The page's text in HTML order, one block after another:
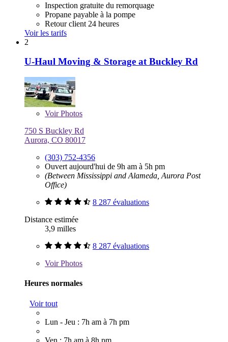
Inspection gratuite du remorquage
Propane payable à la pompe
Retour client 24 heures
Voir les tarifs
2
U-Haul Moving & Storage at Buckley Rd
VoirPhotos
750 S Buckley Rd
Aurora, CO 80017
(303) 752-4356
Ouvert aujourd'hui de 9h am à 5h pm
(Between Mississippi and Alameda, Aurora Post
Office)
8 287 évaluations
Distance estimée
3,9 milles
8 287 évaluations
VoirPhotos
Heures normales
Voir tout
Lun - Jeu : 7h am à 7h pm
Ven : 7h am à 8h pm